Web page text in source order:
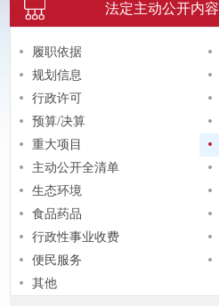
法定主动公开内容
履职依据
规划信息
行政许可
预算/决算
重大项目
主动公开全清单
生态环境
食品药品
行政性事业收费
便民服务
其他